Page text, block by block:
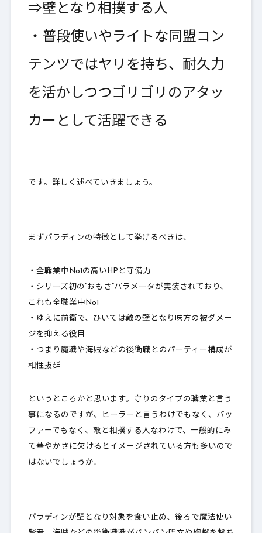
⇒壁となり相撲する人
・ 普段使いやライトな同盟コン
テンツではヤリを持ち、耐久力
を活かしつつゴリゴリのアタッ
カーとして活躍できる
です。詳しく述べていきましょう。
まずパラディンの特徴として挙げるべきは、
・全職業中No1の高いHPと守備力
・シリーズ初の”おもさ”パラメータが実装されており、
これも全職業中No1
・ゆえに前衛で、ひいては敵の壁となり味方の被ダメー
ジを抑える役目
・つまり魔職や海賊などの後衛職とのパーティー構成が
相性抜群
というところかと思います。守りのタイプの職業と言う
事になるのですが、ヒーラーと言うわけでもなく、バッ
ファーでもなく、 敵と相撲する人なわけで、一般的にみ
て華やかさに欠けるとイメージされている方も多いので
はないでしょうか。
パラディンが壁となり対象を食い止め、後ろで魔法使い